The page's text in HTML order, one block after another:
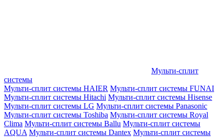
Мульти-сплит
системы
Мульти-сплит системы HAIER Мульти-сплит системы FUNAI
Мульти-сплит системы Hitachi Мульти-сплит системы Hisense
Мульти-сплит системы LG Мульти-сплит системы Panasonic
Мульти-сплит системы Toshiba Мульти-сплит системы Royal
Clima Мульти-сплит системы Ballu Мульти-сплит системы
AQUA Мульти-сплит системы Dantex Мульти-сплит системы